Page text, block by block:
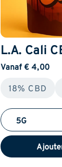
L.A. Cali
Vanaf € 4,00
18% CBD